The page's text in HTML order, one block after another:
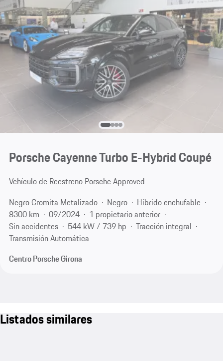
Porsche Cayenne Turbo E-Hybrid Coupé
Vehículo de Reestreno Porsche Approved
Negro Cromita Metalizado
Negro
Híbrido enchufable
8300 km
09/2024
1 propietario anterior
Sin accidentes
544 kW / 739 hp
Tracción integral
Transmisión Automática
Centro Porsche Girona
Listados similares